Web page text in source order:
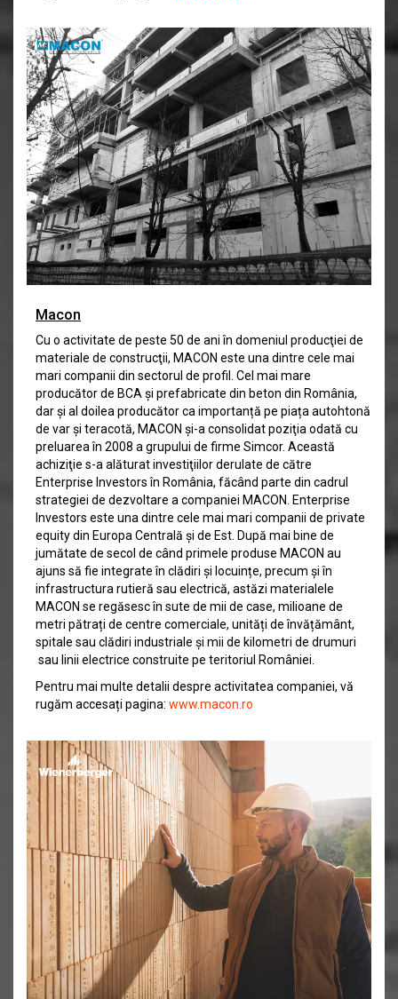
Macon
Cu o activitate de peste 50 de ani în domeniul producţiei de
materiale de construcţii, MACON este una dintre cele mai
mari companii din sectorul de profil. Cel mai mare
producător de BCA și prefabricate din beton din România,
dar și al doilea producător ca importanță pe piața autohtonă
de var și teracotă, MACON şi-a consolidat poziţia odată cu
preluarea în 2008 a grupului de firme Simcor. Această
achiziţie s-a alăturat investiţiilor derulate de către
Enterprise Investors în România, făcând parte din cadrul
strategiei de dezvoltare a companiei MACON. Enterprise
Investors este una dintre cele mai mari companii de private
equity din Europa Centrală şi de Est. După mai bine de
jumătate de secol de când primele produse MACON au
ajuns să fie integrate în clădiri și locuințe, precum și în
infrastructura rutieră sau electrică, astăzi materialele
MACON se regăsesc în sute de mii de case, milioane de
metri pătrați de centre comerciale, unități de învățământ,
spitale sau clădiri industriale și mii de kilometri de drumuri
sau linii electrice construite pe teritoriul României.
Pentru mai multe detalii despre activitatea companiei, vă
rugăm accesați pagina: www.macon.ro